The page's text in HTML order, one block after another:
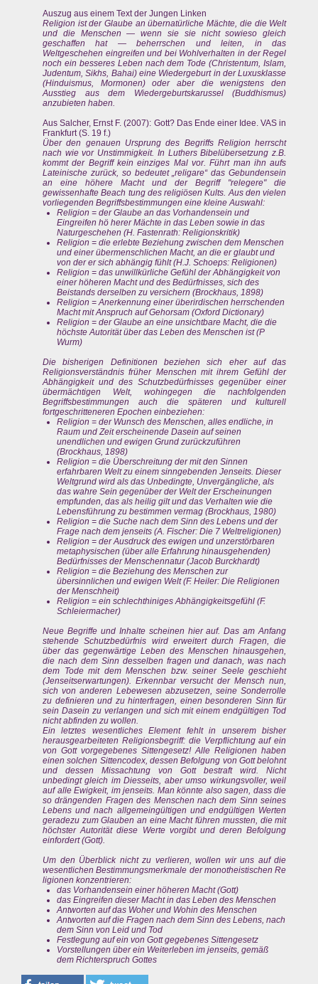
Auszug aus einem Text der Jungen Linken
Religion ist der Glaube an übernatürliche Mächte, die die Welt
und die Menschen — wenn sie sie nicht sowieso gleich
geschaffen hat — beherrschen und leiten, in das
Weltgeschehen eingreifen und bei Wohlverhalten in der Regel
noch ein besseres Leben nach dem Tode (Christentum, Islam,
Judentum, Sikhs, Bahai) eine Wiedergeburt in der Luxusklasse
(Hinduismus, Mormonen) oder aber die wenigstens den
Ausstieg aus dem Wiedergeburtskarussel (Buddhismus)
anzubieten haben.
Aus Salcher, Ernst F. (2007): Gott? Das Ende einer Idee. VAS in
Frankfurt (S. 19 f.)
Über den genauen Ursprung des Begriffs Religion herrscht
nach wie vor Unstimmigkeit. In Luthers Bibelübersetzung z.B.
kommt der Begriff kein einziges Mal vor. Führt man ihn aufs
Lateinische zurück, so bedeutet „religare“ das Gebundensein
an eine höhere Macht und der Begriff "relegere" die
gewissenhafte Beach tung des religiösen Kults. Aus den vielen
vorliegenden Begriffsbestimmungen eine kleine Auswahl:
Religion = der Glaube an das Vorhandensein und
Eingreifen hö herer Mächte in das Leben sowie in das
Naturgeschehen (H. Fastenrath: Religionskritik)
Religion = die erlebte Beziehung zwischen dem Menschen
und einer übermenschlichen Macht, an die er glaubt und
von der er sich abhängig fühlt (H.J. Schoeps: Religionen)
Religion = das unwillkürliche Gefühl der Abhängigkeit von
einer höheren Macht und des Bedürfnisses, sich des
Beistands derselben zu versichern (Brockhaus, 1898)
Religion = Anerkennung einer überirdischen herrschenden
Macht mit Anspruch auf Gehorsam (Oxford Dictionary)
Religion = der Glaube an eine unsichtbare Macht, die die
höchste Autorität über das Leben des Menschen ist (P
Wurm)
Die bisherigen Definitionen beziehen sich eher auf das
Religionsverständnis früher Menschen mit ihrem Gefühl der
Abhängigkeit und des Schutzbedürfnisses gegenüber einer
übermächtigen Welt, wohingegen die nachfolgenden
Begriffsbestimmungen auch die späteren und kulturell
fortgeschritteneren Epochen einbeziehen:
Religion = der Wunsch des Menschen, alles endliche, in
Raum und Zeit erscheinende Dasein auf seinen
unendlichen und ewigen Grund zurückzuführen
(Brockhaus, 1898)
Religion = die Überschreitung der mit den Sinnen
erfahrbaren Welt zu einem sinngebenden Jenseits. Dieser
Weltgrund wird als das Unbedingte, Unvergängliche, als
das wahre Sein gegenüber der Welt der Erscheinungen
empfunden, das als heilig gilt und das Verhalten wie die
Lebensführung zu bestimmen vermag (Brockhaus, 1980)
Religion = die Suche nach dem Sinn des Lebens und der
Frage nach dem jenseits (A. Fischer: Die 7 Weltreligionen)
Religion = der Ausdruck des ewigen und unzerstörbaren
metaphysischen (über alle Erfahrung hinausgehenden)
Bedürfnisses der Menschennatur (Jacob Burckhardt)
Religion = die Beziehung des Menschen zur
übersinnlichen und ewigen Welt (F. Heiler: Die Religionen
der Menschheit)
Religion = ein schlechthiniges Abhängigkeitsgefühl (F.
Schleiermacher)
Neue Begriffe und Inhalte scheinen hier auf. Das am Anfang
stehende Schutzbedürfnis wird erweitert durch Fragen, die
über das gegenwärtige Leben des Menschen hinausgehen,
die nach dem Sinn desselben fragen und danach, was nach
dem Tode mit dem Menschen bzw. seiner Seele geschieht
(Jenseitserwartungen). Erkennbar versucht der Mensch nun,
sich von anderen Lebewesen abzusetzen, seine Sonderrolle
zu definieren und zu hinterfragen, einen besonderen Sinn für
sein Dasein zu verlangen und sich mit einem endgültigen Tod
nicht abfinden zu wollen.
Ein letztes wesentliches Element fehlt in unserem bisher
herausgearbeiteten Religionsbegriff: die Verpflichtung auf ein
von Gott vorgegebenes Sittengesetz! Alle Religionen haben
einen solchen Sittencodex, dessen Befolgung von Gott belohnt
und dessen Missachtung von Gott bestraft wird. Nicht
unbedingt gleich im Diesseits, aber umso wirkungsvoller, weil
auf alle Ewigkeit, im jenseits. Man könnte also sagen, dass die
so drängenden Fragen des Menschen nach dem Sinn seines
Lebens und nach allgemeingültigen und endgültigen Werten
geradezu zum Glauben an eine Macht führen mussten, die mit
höchster Autorität diese Werte vorgibt und deren Befolgung
einfordert (Gott).
Um den Überblick nicht zu verlieren, wollen wir uns auf die
wesentlichen Bestimmungsmerkmale der monotheistischen Re
ligionen konzentrieren:
das Vorhandensein einer höheren Macht (Gott)
das Eingreifen dieser Macht in das Leben des Menschen
Antworten auf das Woher und Wohin des Menschen
Antworten auf die Fragen nach dem Sinn des Lebens, nach
dem Sinn von Leid und Tod
Festlegung auf ein von Gott gegebenes Sittengesetz
Vorstellungen über ein Weiterleben im jenseits, gemäß
dem Richterspruch Gottes